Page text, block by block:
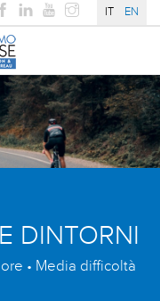
IT EN
DINTORNI
ore • Media difficoltà